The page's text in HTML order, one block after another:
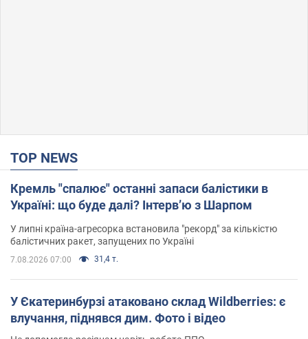
TOP NEWS
Кремль "спалює" останні запаси балістики в
Україні: що буде далі? Інтерв’ю з Шарпом
У липні країна-агресорка встановила "рекорд" за кількістю
балістичних ракет, запущених по Україні
7.08.2026 07:00 31,4 т.
У Єкатеринбурзі атаковано склад Wildberries: є
влучання, піднявся дим. Фото і відео